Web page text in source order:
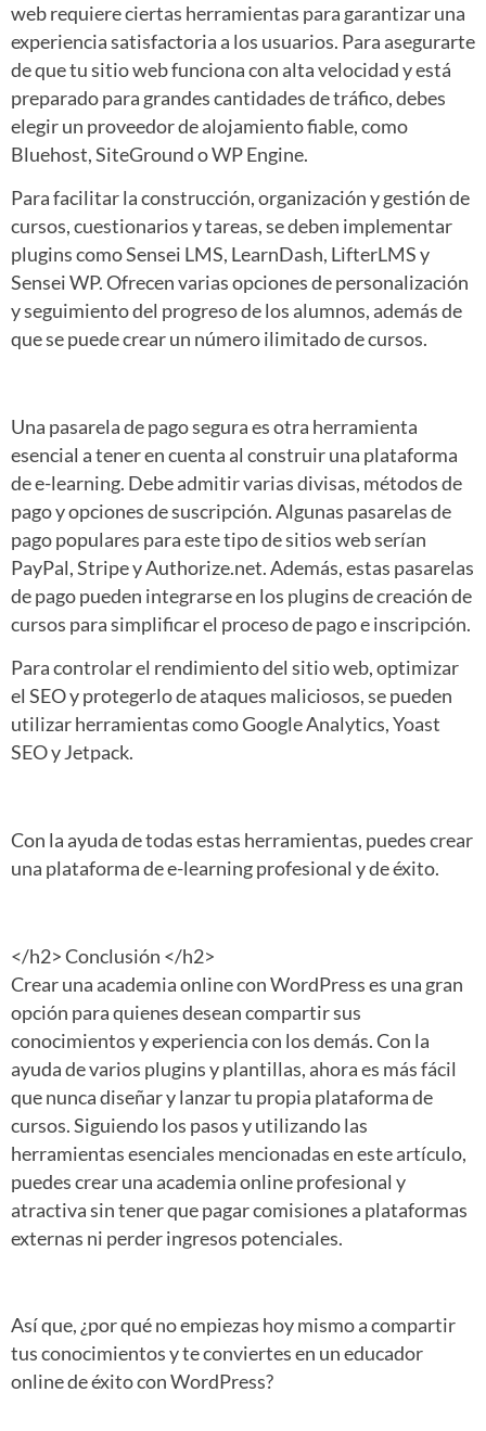
web requiere ciertas herramientas para garantizar una
experiencia satisfactoria a los usuarios. Para asegurarte
de que tu sitio web funciona con alta velocidad y está
preparado para grandes cantidades de tráfico, debes
elegir un proveedor de alojamiento fiable, como
Bluehost, SiteGround o WP Engine.
Para facilitar la construcción, organización y gestión de
cursos, cuestionarios y tareas, se deben implementar
plugins como Sensei LMS, LearnDash, LifterLMS y
Sensei WP. Ofrecen varias opciones de personalización
y seguimiento del progreso de los alumnos, además de
que se puede crear un número ilimitado de cursos.
Una pasarela de pago segura es otra herramienta
esencial a tener en cuenta al construir una plataforma
de e-learning. Debe admitir varias divisas, métodos de
pago y opciones de suscripción. Algunas pasarelas de
pago populares para este tipo de sitios web serían
PayPal, Stripe y Authorize.net. Además, estas pasarelas
de pago pueden integrarse en los plugins de creación de
cursos para simplificar el proceso de pago e inscripción.
Para controlar el rendimiento del sitio web, optimizar
el SEO y protegerlo de ataques maliciosos, se pueden
utilizar herramientas como Google Analytics, Yoast
SEO y Jetpack.
Con la ayuda de todas estas herramientas, puedes crear
una plataforma de e-learning profesional y de éxito.
</h2> Conclusión </h2>
Crear una academia online con WordPress es una gran
opción para quienes desean compartir sus
conocimientos y experiencia con los demás. Con la
ayuda de varios plugins y plantillas, ahora es más fácil
que nunca diseñar y lanzar tu propia plataforma de
cursos. Siguiendo los pasos y utilizando las
herramientas esenciales mencionadas en este artículo,
puedes crear una academia online profesional y
atractiva sin tener que pagar comisiones a plataformas
externas ni perder ingresos potenciales.
Así que, ¿por qué no empiezas hoy mismo a compartir
tus conocimientos y te conviertes en un educador
online de éxito con WordPress?